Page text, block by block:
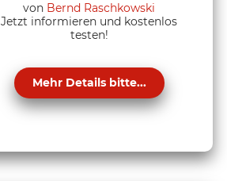
von Bernd Raschkowski
Jetzt informieren und kostenlos
testen!
Mehr Details bitte...